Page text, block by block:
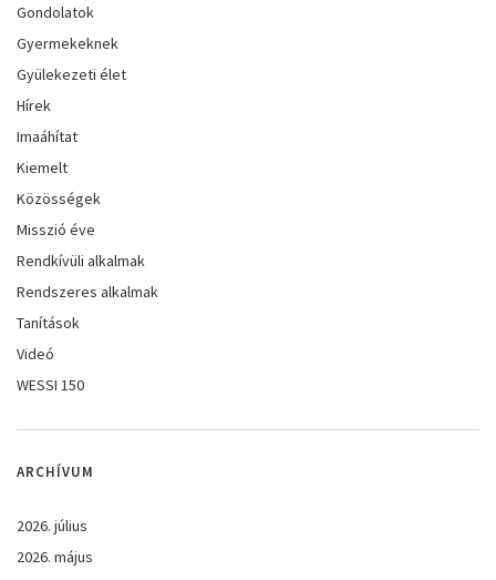
Gondolatok
Gyermekeknek
Gyülekezeti élet
Hírek
Imaáhítat
Kiemelt
Közösségek
Misszió éve
Rendkívüli alkalmak
Rendszeres alkalmak
Tanítások
Videó
WESSI 150
ARCHÍVUM
2026. július
2026. május